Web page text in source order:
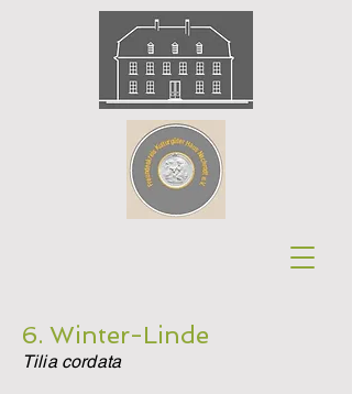
6. Winter-Linde
Tilia cordata